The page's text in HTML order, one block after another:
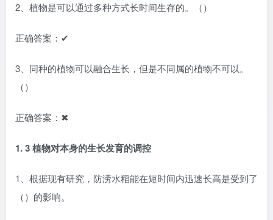
2、植物是可以通过多种方式长时间生存的。（）
正确答案：✔
3、同种的植物可以融合生长，但是不同属的植物不可以。
（）
正确答案：✖
1.3植物对本身的生长发育的调控
1、根据现有研究，防涝水稻能在短时间内迅速长高是受到了
（）的影响。